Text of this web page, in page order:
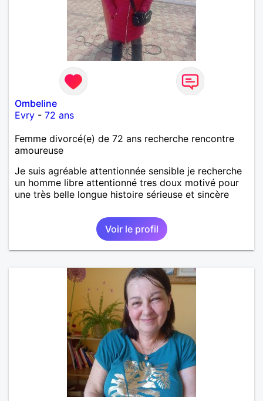
Ombeline
Evry - 72 ans
Femme divorcé(e) de 72 ans recherche rencontre
amoureuse
Je suis agréable attentionnée sensible je recherche
un homme libre attentionné tres doux motivé pour
une très belle longue histoire sérieuse et sincère
Voir le profil